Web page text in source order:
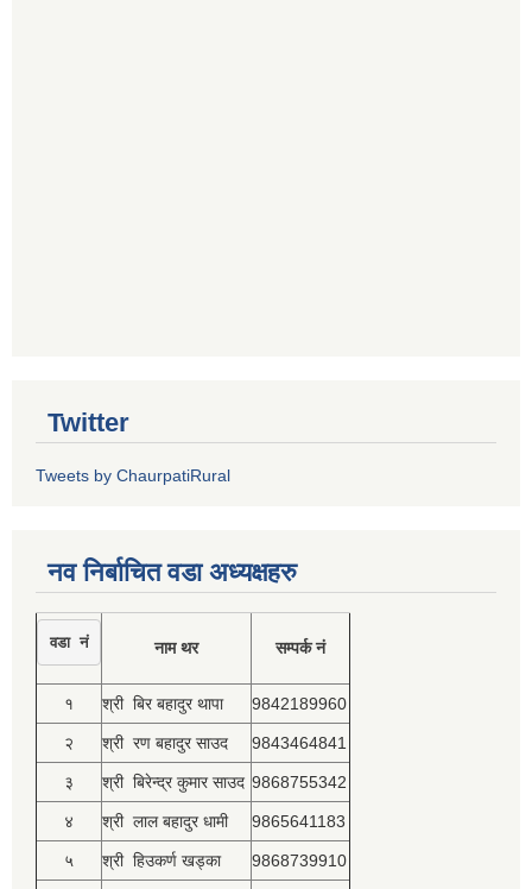
Twitter
Tweets by ChaurpatiRural
नव निर्बाचित वडा अध्यक्षहरु
वडा नं नाम थर सम्पर्क नं
१ श्री बिर बहादुर थापा 9842189960
२ श्री रण बहादुर साउद 9843464841
३ श्री बिरेन्द्र कुमार साउद 9868755342
४ श्री लाल बहादुर धामी 9865641183
५ श्री हिउकर्ण खड्का 9868739910